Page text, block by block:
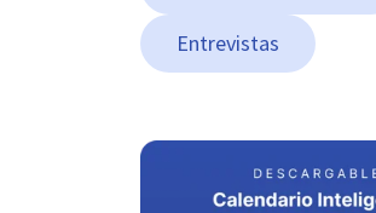
Entrevistas